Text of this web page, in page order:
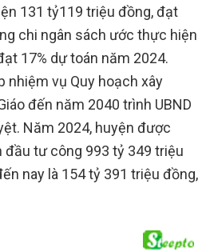
131 tỷ119 triệu đồng, đạt
chi ngân sách ước thực hiện
17% dự toán năm 2024.
nhiệm vụ Quy hoạch xây
đến năm 2040 trình UBND
Năm 2024, huyện được
đầu tư công 993 tỷ 349 triệu
nay là 154 tỷ 391 triệu đồng,